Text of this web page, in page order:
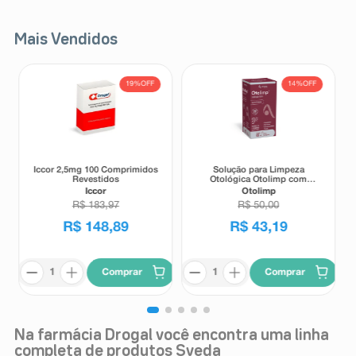
Mais Vendidos
19%OFF
Iccor 2,5mg 100 Comprimidos
Revestidos
Iccor
R$ 183,97
R$ 148,89
Comprar
14%OFF
Solução para Limpeza
Otológica Otolimp com
Gotejador 2ml
Otolimp
R$ 50,00
R$ 43,19
Comprar
Na farmácia Drogal você encontra uma linha
completa de produtos Sveda